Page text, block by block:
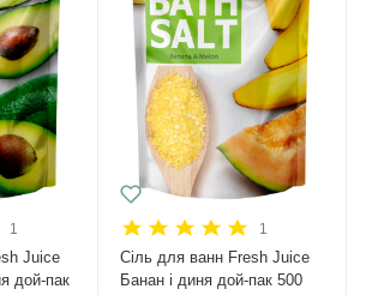
1
Juice
дой-пак
1
Сіль для ванн Fresh Juice
Банан і диня дой-пак 500